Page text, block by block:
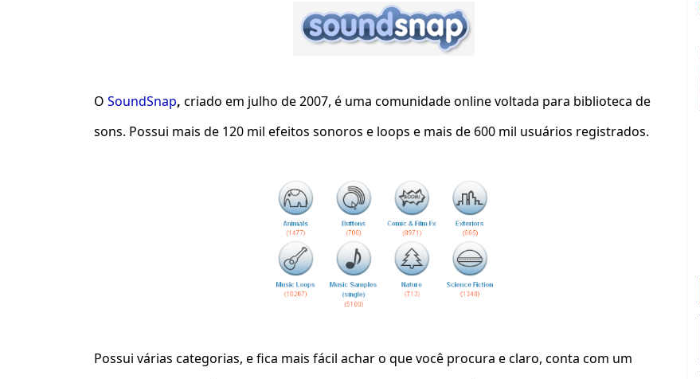
O SoundSnap, criado em julho de 2007, é uma comunidade online voltada para biblioteca de
sons. Possui mais de 120 mil efeitos sonoros e loops e mais de 600 mil usuários registrados.
Possui várias categorias, e fica mais fácil achar o que você procura e claro, conta com um